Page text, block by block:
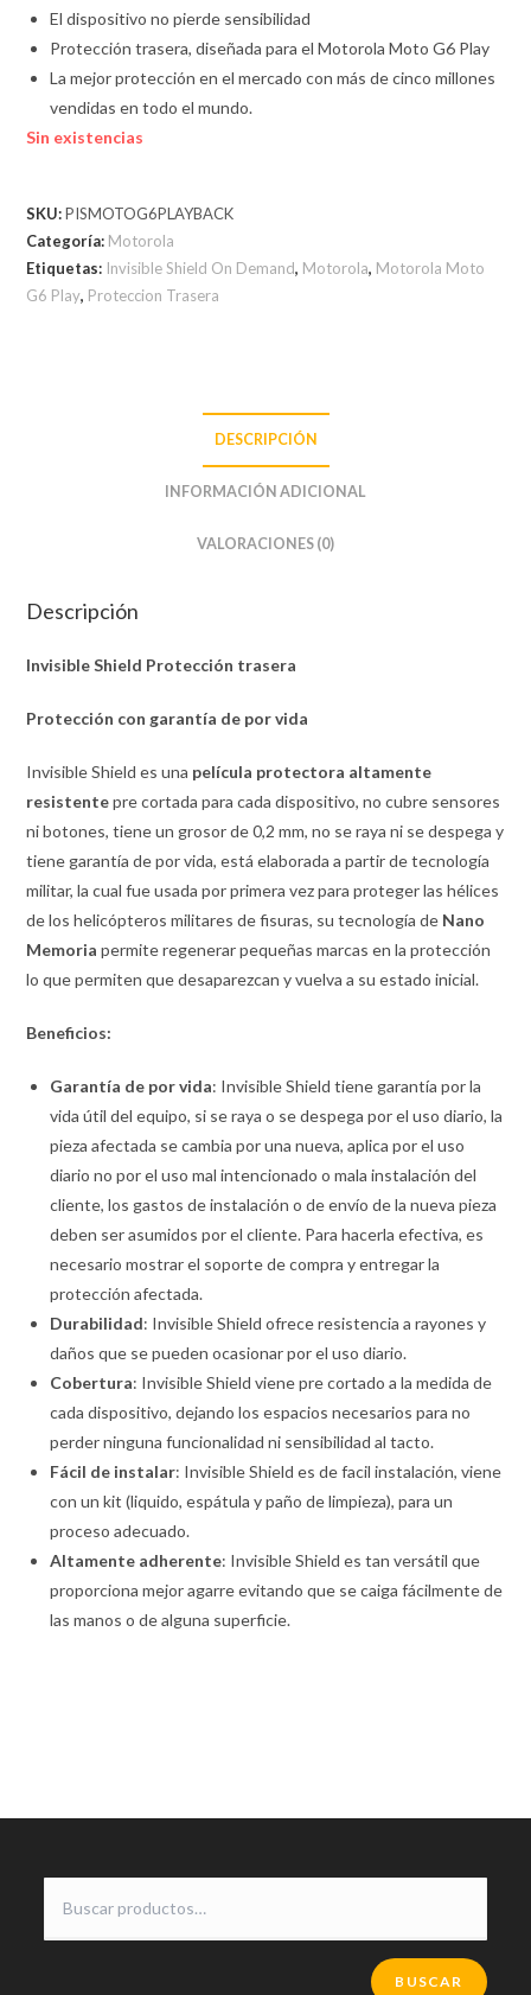
El dispositivo no pierde sensibilidad
Protección trasera, diseñada para el Motorola Moto G6 Play
La mejor protección en el mercado con más de cinco millones
vendidas en todo el mundo.
Sin existencias
SKU:PISMOTOG6PLAYBACK
Categoría: Motorola
Etiquetas: Invisible Shield On Demand, Motorola, Motorola Moto
G6 Play, Proteccion Trasera
DESCRIPCIÓN
INFORMACIÓN ADICIONAL
VALORACIONES (0)
Descripción
Invisible Shield Protección trasera
Protección con garantía de por vida
Invisible Shield es una película protectora altamente
resistentepre cortada para cada dispositivo, no cubre sensores
ni botones, tiene un grosor de 0,2 mm, no se raya ni se despega y
tiene garantía de por vida, está elaborada a partir de tecnología
militar, la cual fue usada por primera vez para proteger las hélices
de los helicópteros militares de fisuras, su tecnología de Nano
Memoria permite regenerar pequeñas marcas en la protección
lo que permiten que desaparezcan y vuelva a su estado inicial.
Beneficios:
Garantía de por vida: Invisible Shield tiene garantía por la
vida útil del equipo, si se raya o se despega por el uso diario, la
pieza afectada se cambia por una nueva, aplica por el uso
diario no por el uso mal intencionado o mala instalación del
cliente, los gastos de instalación o de envío de la nueva pieza
deben ser asumidos por el cliente. Para hacerla efectiva, es
necesario mostrar el soporte de compra y entregar la
protección afectada.
Durabilidad: Invisible Shield ofrece resistencia a rayones y
daños que se pueden ocasionar por el uso diario.
Cobertura: Invisible Shield viene pre cortado a la medida de
cada dispositivo, dejando los espacios necesarios para no
perder ninguna funcionalidad ni sensibilidad al tacto.
Fácil de instalar: Invisible Shield es de facil instalación, viene
con un kit (liquido, espátula y paño de limpieza), para un
proceso adecuado.
Altamente adherente: Invisible Shield es tan versátil que
proporciona mejor agarre evitando que se caiga fácilmente de
las manos o de alguna superficie.
BUSCAR